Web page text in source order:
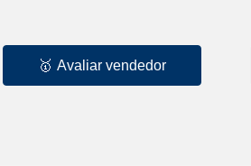
🥇 Avaliar vendedor